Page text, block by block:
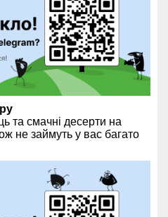
та смачні десерти на
не займуть у вас багато